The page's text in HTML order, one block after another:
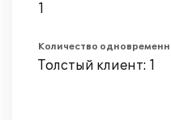
1
Количество
Толстый клиент: 1